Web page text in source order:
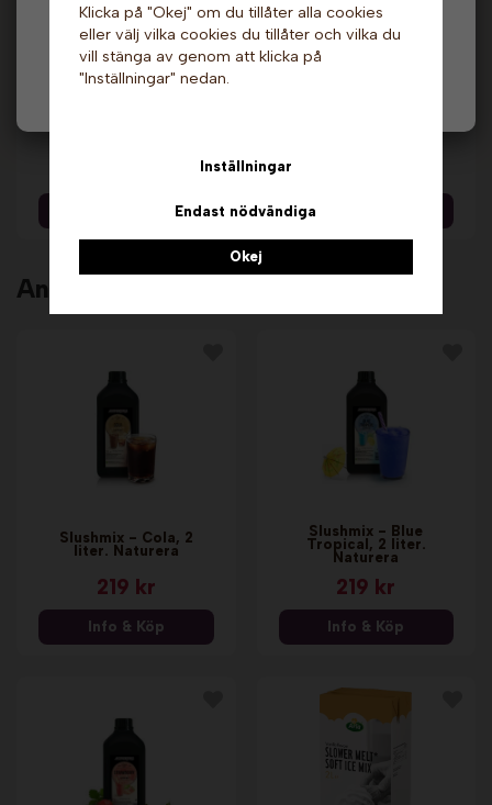
moms) eller företag (exkl. moms) för hur våra priser
ska visas.
Privat
Andra köpte även
Slushmix - Cola, 2
liter. Naturera
219 kr
Info & Köp
Slushmix - Blue
Tropical, 2 liter.
Naturera
219 kr
Info & Köp
Klicka på "Okej" om du tillåter alla cookies
eller välj vilka cookies du tillåter och vilka du
vill stänga av genom att klicka på
"Inställningar" nedan.
Inställningar
Endast nödvändiga
Okej